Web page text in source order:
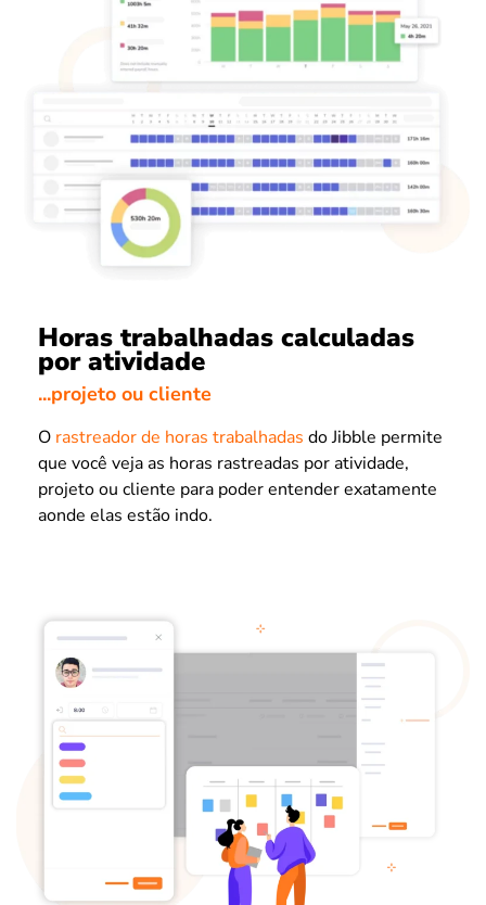
Horas trabalhadas calculadas
por atividade
...projeto ou cliente
O rastreador de horas trabalhadas do Jibble permite
que você veja as horas rastreadas por atividade,
projeto ou cliente para poder entender exatamente
aonde elas estão indo.